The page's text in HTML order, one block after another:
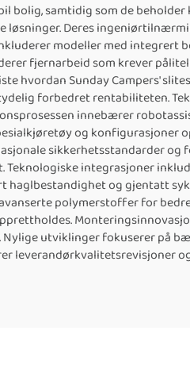
samtidig som de
Deres
modeller med integrert
fjernarbeid som krever
hvordan Sunday Campers'
forbedret rentabiliteten.
innebærer
og
sikkerhetsstandarder
integrasjoner
og gjentatt
polymerstoffer for
utviklinger fokuserer på
leverandørkvalitetsrevisjoner